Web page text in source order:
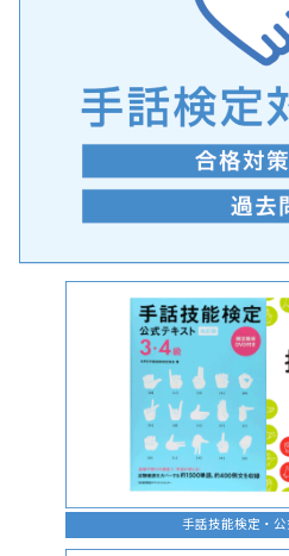
手話技能検定・公